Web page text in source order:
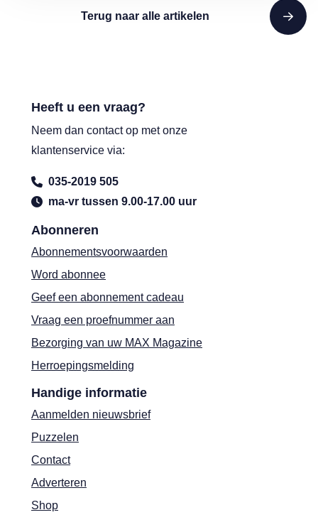
Terug naar alle artikelen
Abonneren
Abonnementsvoorwaarden
Word abonnee
Geef een abonnement cadeau
Vraag een proefnummer aan
Bezorging van uw MAX Magazine
Herroepingsmelding
Handige informatie
Aanmelden nieuwsbrief
Puzzelen
Contact
Adverteren
Shop
Heeft u een vraag?
Neem dan contact op met onze
klantenservice via:
035-2019 505
ma-vr tussen 9.00-17.00 uur